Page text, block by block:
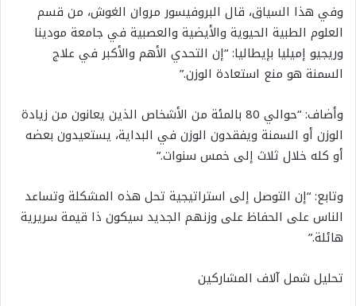
وفي هذا السياق، قال البروفيسور مروان الغوش، من قسم
العلوم الطبية الحيوية والأيضية والعصبية في جامعة مودينا
وريجيو إميليا بإيطاليا: “إن التحدي الأهم والأكبر في علاج
السمنة هو منع استعادة الوزن.”
وأضاف: “حوالي 80 بالمئة من الأشخاص الذين يعانون من زيادة
الوزن أو السمنة ويفقدون الوزن في البداية، يستعيدون بعضه
أو كله خلال ثلاث إلى خمس سنوات.”
وتابع: “إن التوصل إلى استراتيجية تحل هذه المشكلة وتساعد
الناس على الحفاظ على وزنهم الجديد سيكون ذا قيمة سريرية
هائلة.”
تحليل شمل آلاف المشاركين